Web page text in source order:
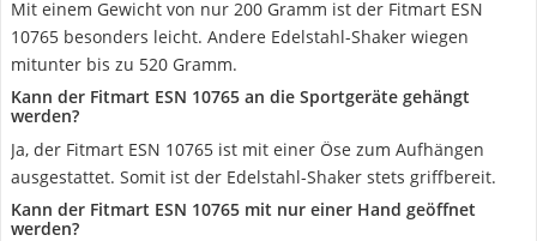
Mit einem Gewicht von nur 200 Gramm ist der Fitmart ESN
10765 besonders leicht. Andere Edelstahl-Shaker wiegen
mitunter bis zu 520 Gramm.
Kann der Fitmart ESN 10765 an die Sportgeräte gehängt
werden?
Ja, der Fitmart ESN 10765 ist mit einer Öse zum Aufhängen
ausgestattet. Somit ist der Edelstahl-Shaker stets griffbereit.
Kann der Fitmart ESN 10765 mit nur einer Hand geöffnet
werden?